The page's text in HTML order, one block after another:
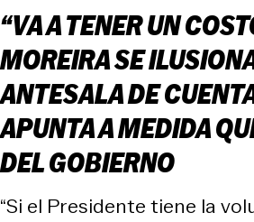
“VA A TENER UN
MOREIRA SE
ANTESALA DE
APUNTA A MEDIDA
DEL GOBIERNO
“Si el Presidente tiene la